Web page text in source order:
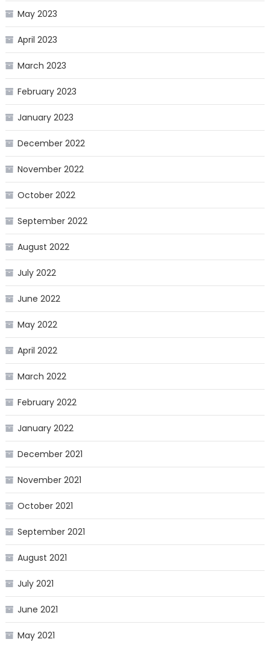
May 2023
April 2023
March 2023
February 2023
January 2023
December 2022
November 2022
October 2022
September 2022
August 2022
July 2022
June 2022
May 2022
April 2022
March 2022
February 2022
January 2022
December 2021
November 2021
October 2021
September 2021
August 2021
July 2021
June 2021
May 2021